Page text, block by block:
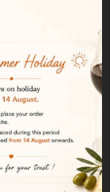
się na
aby
i